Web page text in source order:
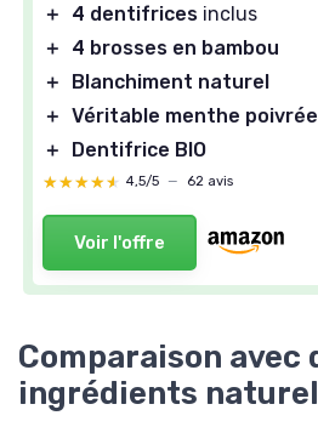
＋ 4 dentifrices inclus
＋
4 brosses en bambou
＋
Blanchiment naturel
＋ Véritable menthe poivrée
＋
Dentifrice BIO
★★★★★
★★★★★ 4,5/5 — 62 avis
Voir l'offre
Comparaison avec
ingrédients